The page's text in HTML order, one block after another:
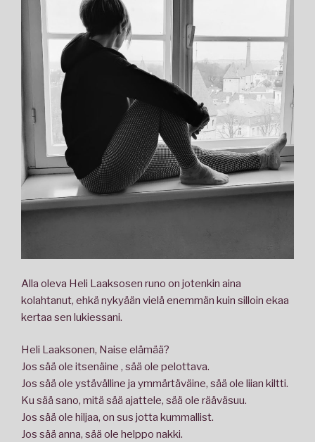
Alla oleva Heli Laaksosen runo on jotenkin aina
kolahtanut, ehkä nykyään vielä enemmän kuin silloin ekaa
kertaa sen lukiessani.
Heli Laaksonen, Naise elämää?
Jos sää ole itsenäine , sää ole pelottava.
Jos sää ole ystävälline ja ymmärtäväine, sää ole liian kiltti.
Ku sää sano, mitä sää ajattele, sää ole rääväsuu.
Jos sää ole hiljaa, on sus jotta kummallist.
Jos sää anna, sää ole helppo nakki.